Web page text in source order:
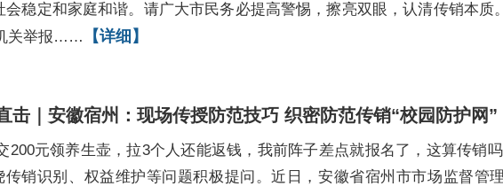
会稳定和家庭和谐。请广大市民务必提高警惕，擦亮双眼，认清传销本质
关举报……
【详细】
击｜安徽宿州：现场传授防范技巧 织密防范传销“校园防护网”
200元领养生壶，拉3个人还能返钱，我前阵子差点就报名了，这算传销
传销识别、权益维护等问题积极提问。近日，安徽省宿州市市场监督管